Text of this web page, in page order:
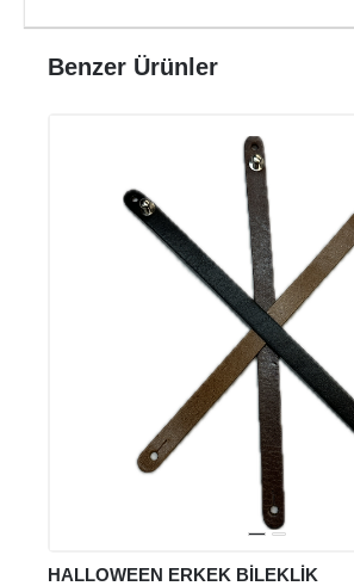
Benzer Ürünler
HALLOWEEN ERKEK BİLEKLİK